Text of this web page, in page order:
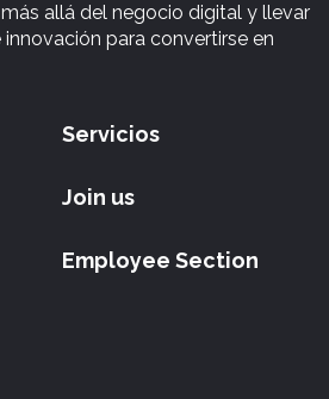
allá del negocio digital y llevar
para convertirse en
Servicios
Join us
Employee Section